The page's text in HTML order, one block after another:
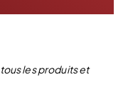
les produits et